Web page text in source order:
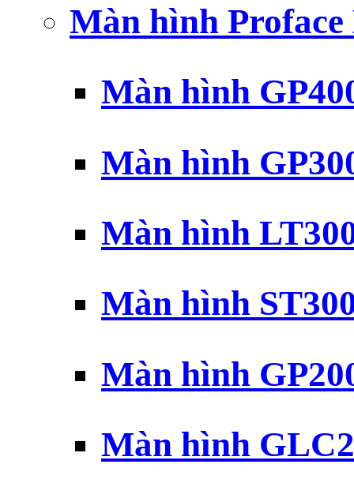
Màn hình
Màn hình
Màn hình
Màn hình
Màn hình
Màn hình
Màn hình